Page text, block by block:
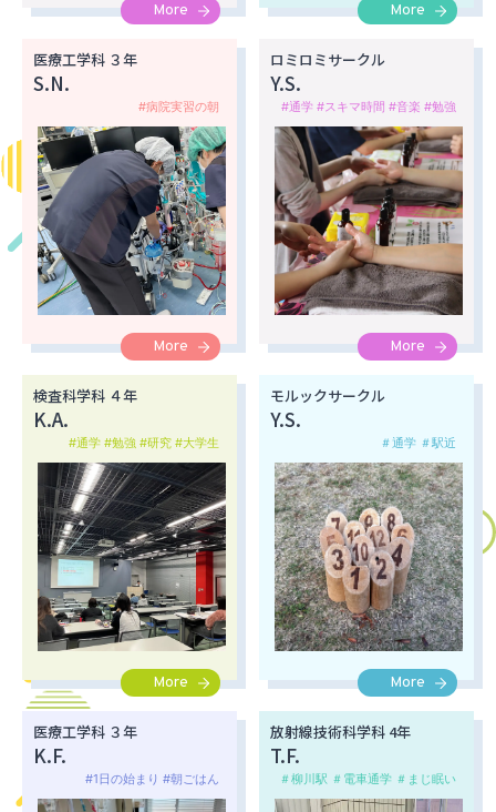
More More
医療工学科 ３年
S.N.
#病院実習の朝
More
ロミロミサークル
Y.S.
#通学 #スキマ時間 #音楽 #勉強
More
検査科学科 ４年
K.A.
#通学 #勉強 #研究 #大学生
More
モルックサークル
Y.S.
＃通学 ＃駅近
More
医療工学科 ３年
K.F.
#1日の始まり #朝ごはん
放射線技術科学科 4年
T.F.
＃柳川駅 ＃電車通学 ＃まじ眠い